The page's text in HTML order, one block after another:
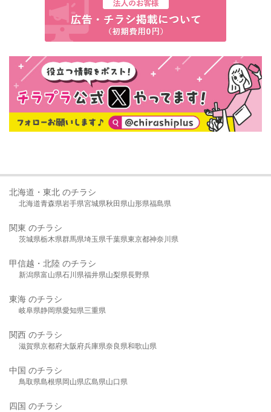
北海道・東北 のチラシ
北海道青森県岩手県宮城県秋田県山形県福島県
関東 のチラシ
茨城県栃木県群馬県埼玉県千葉県東京都神奈川県
甲信越・北陸 のチラシ
新潟県富山県石川県福井県山梨県長野県
東海 のチラシ
岐阜県静岡県愛知県三重県
関西 のチラシ
滋賀県京都府大阪府兵庫県奈良県和歌山県
中国 のチラシ
鳥取県島根県岡山県広島県山口県
四国 のチラシ